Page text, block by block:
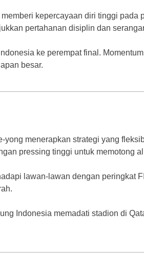
kepercayaan diri tinggi pada
pertahanan disiplin dan
ke perempat final.
besar.
menerapkan strategi yang
pressing tinggi untuk memotong
lawan-lawan dengan peringkat
Indonesia memadati stadion di